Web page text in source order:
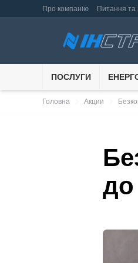
Про компанію Питання та
ПОСЛУГИ
Головна Акции
до